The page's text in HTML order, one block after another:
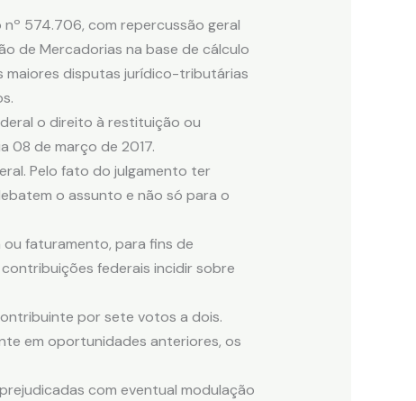
574.706, com repercussão geral
de Mercadorias na base de cálculo
maiores disputas jurídico-tributárias
o direito à restituição ou
08 de março de 2017.
Pelo fato do julgamento ter
o assunto e não só para o
faturamento, para fins de
federais incidir sobre
por sete votos a dois.
em oportunidades anteriores, os
com eventual modulação